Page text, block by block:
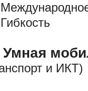
Умная
и ИКТ)